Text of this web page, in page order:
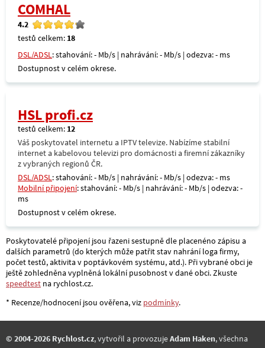
COMHAL
4.2
testů celkem: 18
DSL/ADSL: stahování: - Mb/s | nahrávání: - Mb/s | odezva: - ms
Dostupnost v celém okrese.
HSL profi.cz
testů celkem: 12
Váš poskytovatel internetu a IPTV televize. Nabízíme stabilní
internet a kabelovou televizi pro domácnosti a firemní zákazníky
z vybraných regionů ČR.
DSL/ADSL: stahování: - Mb/s | nahrávání: - Mb/s | odezva: - ms
Mobilní připojení: stahování: - Mb/s | nahrávání: - Mb/s | odezva: -
ms
Dostupnost v celém okrese.
Poskytovatelé připojení jsou řazeni sestupně dle placenéno zápisu a
dalších parametrů (do kterých může patřit stav nahrání loga firmy,
počet testů, aktivita v poptávkovém systému, atd.). Při vybrané obci je
ještě zohledněna vyplněná lokální pusobnost v dané obci. Zkuste
speedtest na rychlost.cz.
* Recenze/hodnocení jsou ověřena, viz podmínky.
© 2004-2026 Rychlost.cz, vytvořil a provozujeAdam Haken, všechna